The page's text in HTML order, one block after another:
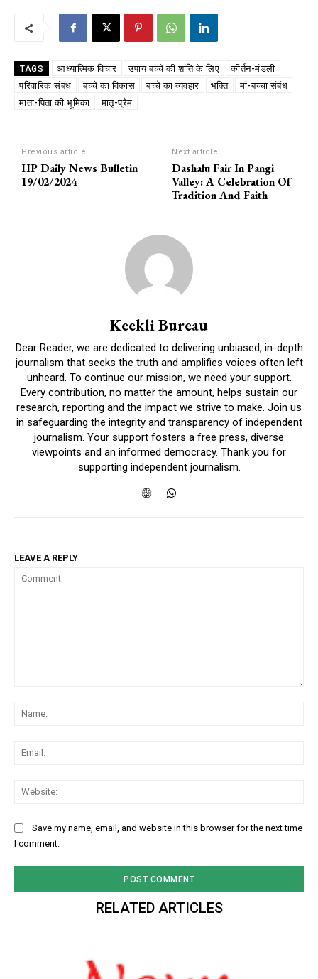
TAGS आध्यात्मिक विचार उपाय बच्चे की शांति के लिए
कीर्तन-मंडली
परिवारिक संबंध
बच्चे का विकास बच्चे का व्यवहार भक्ति
मां-बच्चा संबंध
माता-पिता की भूमिका
मातृ-प्रेम
Previous article
HP Daily News Bulletin
19/02/2024
Next article
Dashalu Fair In Pangi
Valley: A Celebration Of
Tradition And Faith
Keekli Bureau
Dear Reader, we are dedicated to delivering unbiased, in-depth
journalism that seeks the truth and amplifies voices often left
unheard. To continue our mission, we need your support.
Every contribution, no matter the amount, helps sustain our
research, reporting and the impact we strive to make. Join us
in safeguarding the integrity and transparency of independent
journalism. Your support fosters a free press, diverse
viewpoints and an informed democracy. Thank you for
supporting independent journalism.
LEAVE A REPLY
Save my name, email, and website in this browser for the next time
I comment.
RELATED ARTICLES